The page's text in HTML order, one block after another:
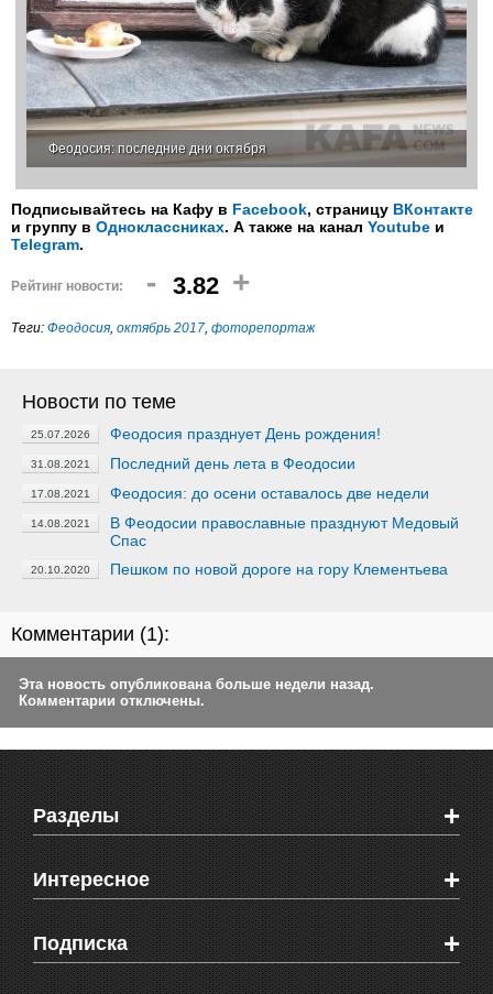
Феодосия: последние дни октября
Подписывайтесь на Кафу в Facebook, страницу ВКонтакте
и группу в Одноклассниках. А также на канал Youtube и
Telegram.
Рейтинг новости: - 3.82 +
Теги: Феодосия, октябрь 2017, фоторепортаж
Новости по теме
25.07.2026 Феодосия празднует День рождения!
31.08.2021 Последний день лета в Феодосии
17.08.2021 Феодосия: до осени оставалось две недели
14.08.2021
В Феодосии православные празднуют Медовый
Спас
20.10.2020 Пешком по новой дороге на гору Клементьева
Комментарии (1):
Эта новость опубликована больше недели назад.
Комментарии отключены.
Разделы +
Новости Феодосии
Новости Крыма
Мировые новости
Объявления
Здоровье
Интересное +
Видео о Феодосии
Веб-камеры Феодосии
Блоги феодосийцев
Подписка +
Печатная версия газеты "Кафа"